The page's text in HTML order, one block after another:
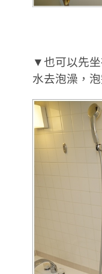
▼也可以先
水去泡澡，